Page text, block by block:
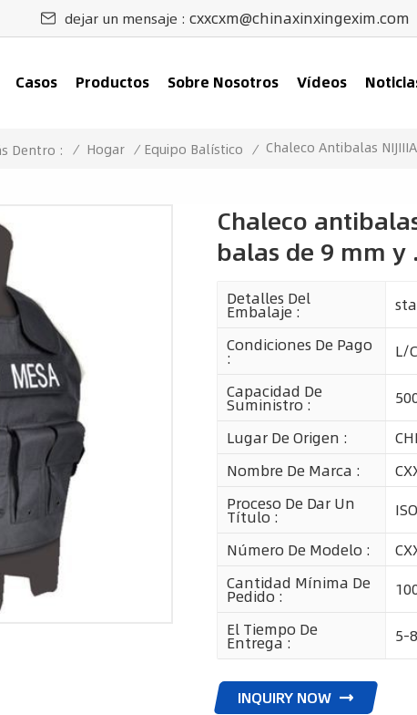
dejar un mensaje : cxxcxm@chinaxinxingexim.com
Casos Productos Sobre Nosotros Vídeos
Dentro : / Hogar / Equipo Balístico / Chaleco Antibalas
Chaleco
balas de 9 mm y
Detalles Del
Embalaje :
Condiciones De Pago
:
L/
Capacidad De
Suministro :
Lugar De Origen :
Nombre De Marca :
Proceso De Dar Un
Título :
ISO
Número De Modelo :
Cantidad Mínima De
Pedido :
El Tiempo De
Entrega : 5-
INQUIRY NOW